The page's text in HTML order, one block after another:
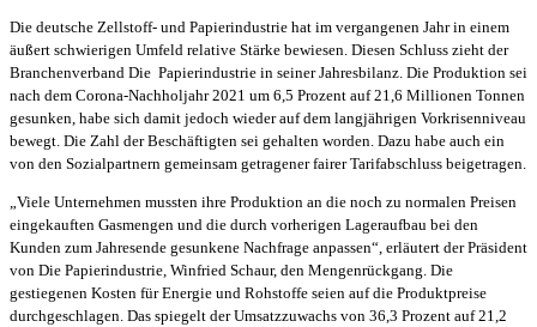
Die deutsche Zellstoff- und Papierindustrie hat im vergangenen Jahr in einem
äußert schwierigen Umfeld relative Stärke bewiesen. Diesen Schluss zieht der
Branchenverband Die Papierindustrie in seiner Jahresbilanz. Die Produktion sei
nach dem Corona-Nachholjahr 2021 um 6,5 Prozent auf 21,6 Millionen Tonnen
gesunken, habe sich damit jedoch wieder auf dem langjährigen Vorkrisenniveau
bewegt. Die Zahl der Beschäftigten sei gehalten worden. Dazu habe auch ein
von den Sozialpartnern gemeinsam getragener fairer Tarifabschluss beigetragen.
„Viele Unternehmen mussten ihre Produktion an die noch zu normalen Preisen
eingekauften Gasmengen und die durch vorherigen Lageraufbau bei den
Kunden zum Jahresende gesunkene Nachfrage anpassen“, erläutert der Präsident
von Die Papierindustrie, Winfried Schaur, den Mengenrückgang. Die
gestiegenen Kosten für Energie und Rohstoffe seien auf die Produktpreise
durchgeschlagen. Das spiegelt der Umsatzzuwachs von 36,3 Prozent auf 21,2